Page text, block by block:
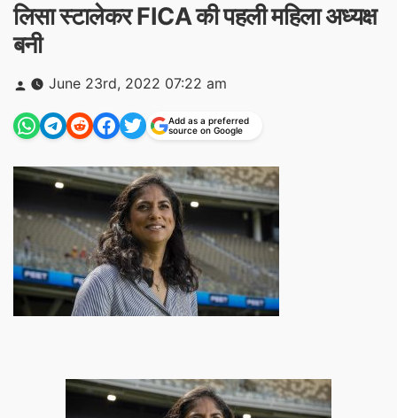
लिसा स्टालेकर FICA की पहली महिला अध्यक्ष
बनी
Posted
by
June 23rd, 2022 07:22 am
Add as a preferred
source on Google